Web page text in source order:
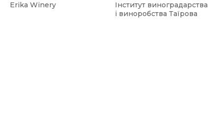
Erika Winery
Інститут виноградарства
і виноробства Таїрова